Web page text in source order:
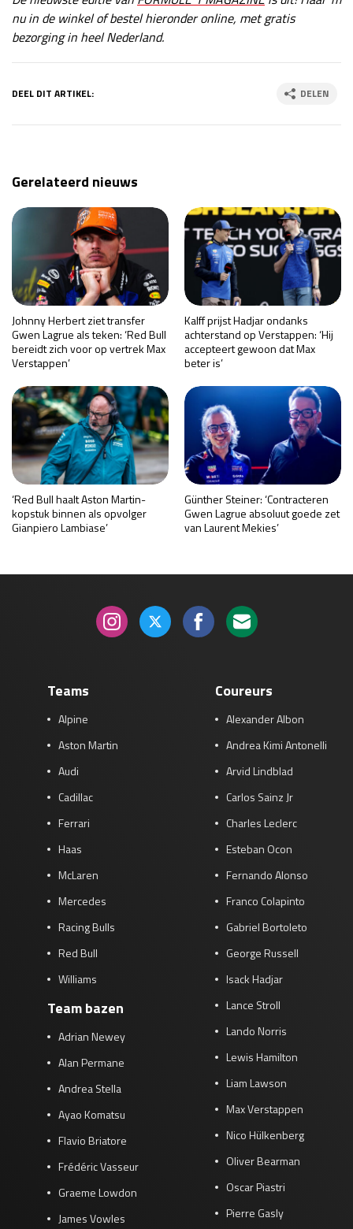
nu in de winkel of bestel hieronder online, met gratis
bezorging in heel Nederland.
DEEL DIT ARTIKEL: DELEN
Gerelateerd nieuws
Johnny Herbert ziet transfer
Gwen Lagrue als teken: ‘Red Bull
bereidt zich voor op vertrek Max
Verstappen’
Kalff prijst Hadjar ondanks
achterstand op Verstappen: ‘Hij
accepteert gewoon dat Max
beter is’
‘Red Bull haalt Aston Martin-
kopstuk binnen als opvolger
Gianpiero Lambiase’
Günther Steiner: ‘Contracteren
Gwen Lagrue absoluut goede zet
van Laurent Mekies’
Teams
Alpine
Aston Martin
Audi
Cadillac
Ferrari
Haas
McLaren
Mercedes
Racing Bulls
Red Bull
Williams
Team bazen
Adrian Newey
Alan Permane
Andrea Stella
Ayao Komatsu
Flavio Briatore
Frédéric Vasseur
Graeme Lowdon
James Vowles
Coureurs
Alexander Albon
Andrea Kimi Antonelli
Arvid Lindblad
Carlos Sainz Jr
Charles Leclerc
Esteban Ocon
Fernando Alonso
Franco Colapinto
Gabriel Bortoleto
George Russell
Isack Hadjar
Lance Stroll
Lando Norris
Lewis Hamilton
Liam Lawson
Max Verstappen
Nico Hülkenberg
Oliver Bearman
Oscar Piastri
Pierre Gasly